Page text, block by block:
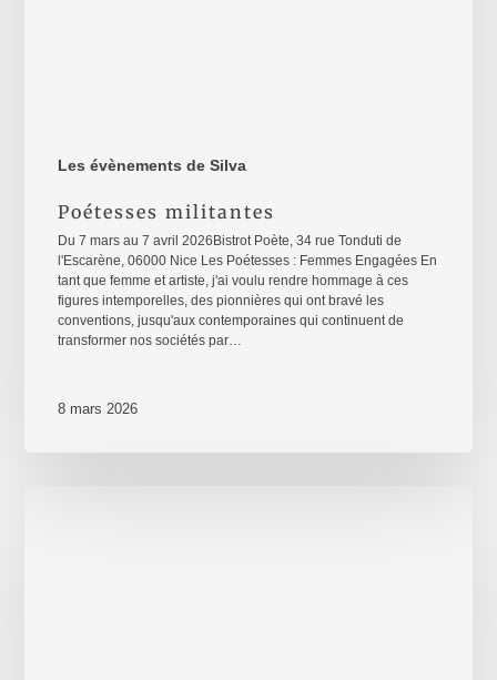
Les évènements de Silva
Poétesses militantes
Du 7 mars au 7 avril 2026Bistrot Poète, 34 rue Tonduti de
l'Escarène, 06000 Nice Les Poétesses : Femmes Engagées En
tant que femme et artiste, j'ai voulu rendre hommage à ces
figures intemporelles, des pionnières qui ont bravé les
conventions, jusqu'aux contemporaines qui continuent de
transformer nos sociétés par…
8 mars 2026